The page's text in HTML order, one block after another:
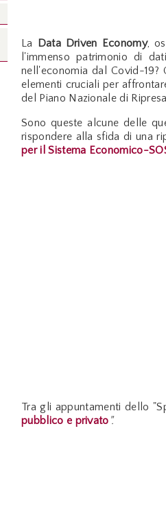
La Data Driven Economy,
l'immenso patrimonio di
nell'economia dal Covid-19?
elementi cruciali per
del Piano Nazionale di
Sono queste alcune delle
rispondere alla sfida di una
per il Sistema Economico-
Tra gli appuntamenti dello
pubblico e privato ".